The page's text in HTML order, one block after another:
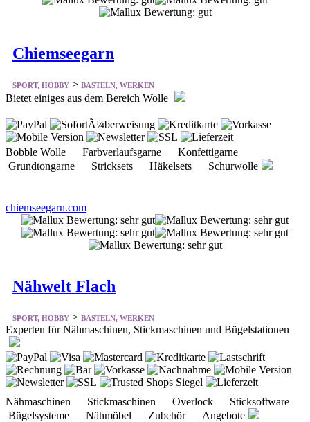
Chiemseegarn
SPORT, HOBBY > BASTELN, WERKEN
Bietet einiges aus dem Bereich Wolle
Bobble Wolle Farbverlaufsgarne Konfettigarne
Grundtongarne Stricksets Häkelsets Schurwolle
chiemseegarn.com
Nähwelt Flach
SPORT, HOBBY > BASTELN, WERKEN
Experten für Nähmaschinen, Stickmaschinen und Bügelstationen
Nähmaschinen Stickmaschinen Overlock Sticksoftware
Bügelsysteme Nähmöbel Zubehör Angebote